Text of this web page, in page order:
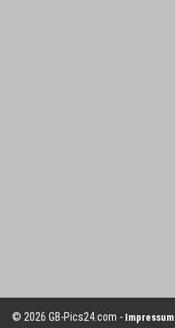
© 2026 GB-Pics24.com - Impressum